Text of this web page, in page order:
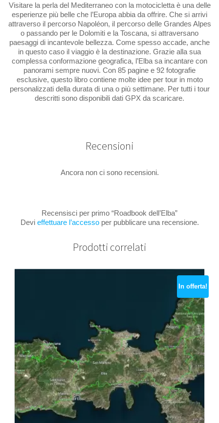
Visitare la perla del Mediterraneo con la motocicletta è una delle
esperienze più belle che l’Europa abbia da offrire. Che si arrivi
attraverso il percorso Napoléon, il percorso delle Grandes Alpes
o passando per le Dolomiti e la Toscana, si attraversano
paesaggi di incantevole bellezza. Come spesso accade, anche
in questo caso il viaggio è la destinazione. Grazie alla sua
complessa conformazione geografica, l’Elba sa incantare con
panorami sempre nuovi. Con 85 pagine e 92 fotografie
esclusive, questo libro contiene molte idee per tour in moto
personalizzati della durata di una o più settimane. Per tutti i tour
descritti sono disponibili dati GPX da scaricare.
Recensioni
Ancora non ci sono recensioni.
Recensisci per primo “Roadbook dell’Elba”
Devi effettuare l’accessoper pubblicare una recensione.
Prodotti correlati
In offerta!